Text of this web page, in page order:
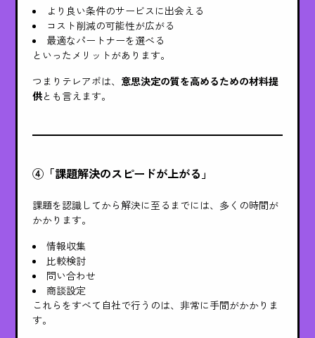
より良い条件のサービスに出会える
コスト削減の可能性が広がる
最適なパートナーを選べる
といったメリットがあります。
つまりテレアポは、 意思決定の質を高めるための材料提
供とも言えます。
④「課題解決のスピードが上がる」
課題を認識してから解決に至るまでには、多くの時間が
かかります。
情報収集
比較検討
問い合わせ
商談設定
これらをすべて自社で行うのは、非常に手間がかかりま
す。